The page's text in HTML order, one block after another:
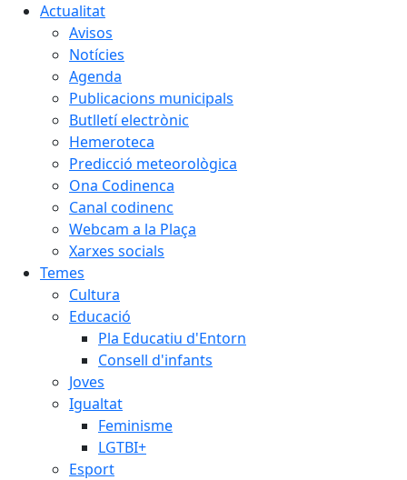
Actualitat
Avisos
Notícies
Agenda
Publicacions municipals
Butlletí electrònic
Hemeroteca
Predicció meteorològica
Ona Codinenca
Canal codinenc
Webcam a la Plaça
Xarxes socials
Temes
Cultura
Educació
Pla Educatiu d'Entorn
Consell d'infants
Joves
Igualtat
Feminisme
LGTBI+
Esport